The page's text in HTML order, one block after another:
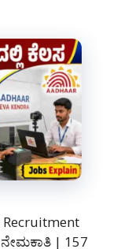
Recruitment
ನೇಮಕಾತಿ | 157